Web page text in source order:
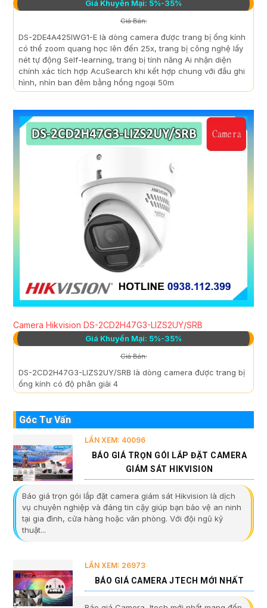
Giá Khuyến Mại: 5%-35%
Giá Bán:
DS-2DE4A425IWG1-E là dòng camera được trang bị ống kính
có thể zoom quang học lên đến 25x, trang bị công nghệ lấy
nét tự động Self-learning, trang bị tính năng Ai nhận diện
chính xác tích hợp AcuSearch khi kết hợp chung với đầu ghi
hình, nhìn ban đêm bằng hồng ngoại 50m
Camera Hikvision DS-2CD2H47G3-LIZS2UY/SRB
Giá Khuyến Mại: 5%-35%
Giá Bán:
DS-2CD2H47G3-LIZS2UY/SRB là dòng camera được trang bị
ống kính có độ phân giải 4
Góc Tư Vấn
LẦN XEM: 40096
BÁO GIÁ TRỌN GÓI LẮP ĐẶT CAMERA
GIÁM SÁT HIKVISION
Báo giá trọn gói lắp đặt camera giám sát Hikvision là dịch
vụ chuyên nghiệp và đáng tin cậy giúp bạn bảo vệ an ninh
tại gia đình, cửa hàng hoặc văn phòng. Với đội ngũ kỹ
thuật...
LẦN XEM: 26973
BÁO GIÁ CAMERA JTECH MỚI NHẤT